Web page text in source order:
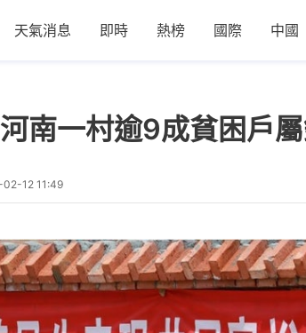
天氣消息 即時 熱榜 國際 中國
河南一村逾9成貧困
12 11:49